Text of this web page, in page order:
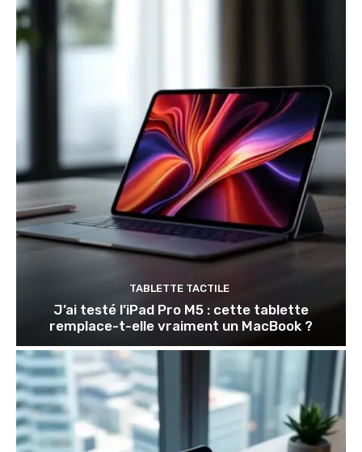
TABLETTE TACTILE
J’ai testé l’iPad Pro M5 : cette tablette
remplace-t-elle vraiment un MacBook ?